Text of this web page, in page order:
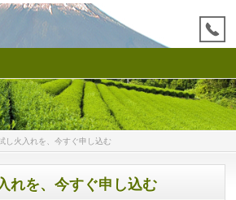
し火入れを、今すぐ申し込む
れを、今すぐ申し込む